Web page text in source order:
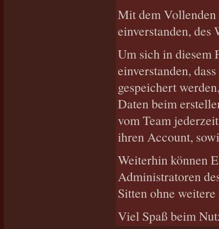
Mit dem
einverstanden, des
Um sich in diesem
einverstanden,
gespeichert
Daten beim
vom Team
ihren Account,
Weiterhin können
Administratoren
Sitten ohne
Viel Spaß beim